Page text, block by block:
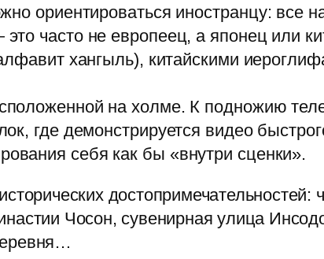
ориентироваться иностранцу: все
часто не европеец, а японец или
хангыль), китайскими
на холме. К подножию
где демонстрируется видео
себя как бы «внутри сценки».
достопримечательностей:
Чосон, сувенирная улица